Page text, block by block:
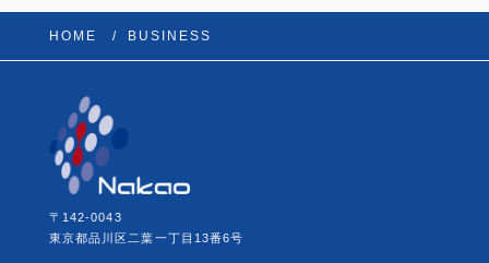
HOME BUSINESS
〒142-0043
東京都品川区二葉一丁目13番6号